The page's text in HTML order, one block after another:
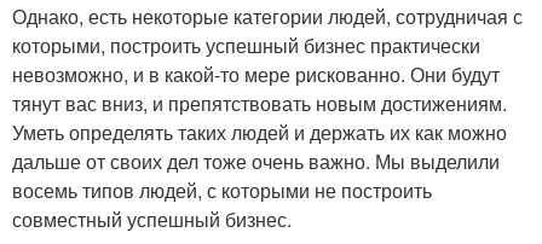
Однако, есть некоторые категории людей, сотрудничая с
которыми, построить успешный бизнес практически
невозможно, и в какой-то мере рискованно. Они будут
тянут вас вниз, и препятствовать новым достижениям.
Уметь определять таких людей и держать их как можно
дальше от своих дел тоже очень важно. Мы выделили
восемь типов людей, с которыми не построить
совместный успешный бизнес.